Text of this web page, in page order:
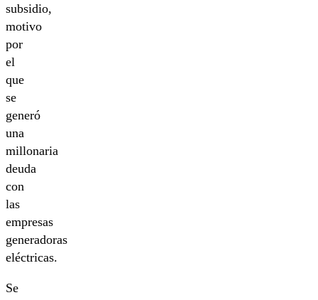
subsidio,
motivo
por
el
que
se
generó
una
millonaria
deuda
con
las
empresas
generadoras
eléctricas.
Se